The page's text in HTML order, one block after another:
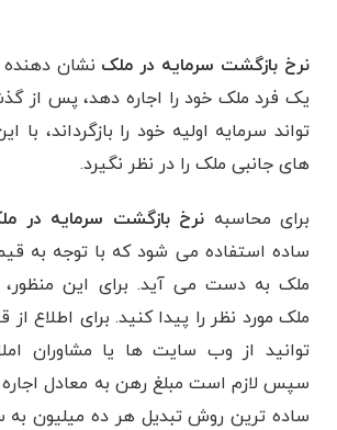
نرخ بازگشت سرمایه در ملک نشان
یک فرد ملک خود را اجاره دهد، پس از
تواند سرمایه اولیه خود را بازگرداند،
‌های جانبی ملک را در نظر نگیرد.
برای محاسبه نرخ بازگشت سرمایه در
ساده استفاده می ‌شود که با توجه به
ملک به دست می ‌آید. برای این منظور،
ملک مورد نظر را پیدا کنید. برای اطلاع
توانید از وب سایت ‌ها یا مشاوران
سپس لازم است مبلغ رهن به معادل اجاره
ساده ترین روش تبدیل هر ده میلیون به